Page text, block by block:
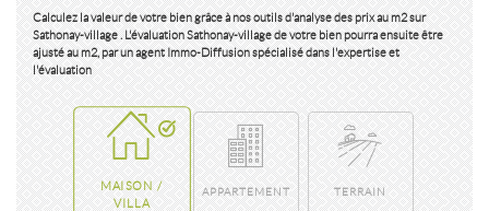
Calculez la valeur de votre bien grâce à nos outils d'analyse des prix au m2 sur
Sathonay-village . L'évaluation Sathonay-village de votre bien pourra ensuite être
ajusté au m2, par un agent Immo-Diffusion spécialisé dans l'expertise et
l'évaluation
MAISON /
VILLA
APPARTEMENT TERRAIN